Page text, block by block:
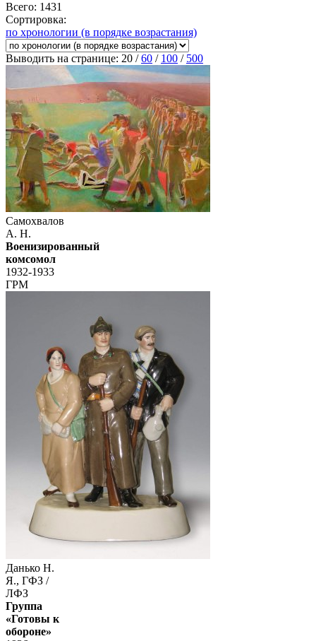
Всего: 1431
Сортировка:
по хронологии (в порядке возрастания)
Выводить на странице: 20 /60 / 100 / 500
Самохвалов
А. Н.
Военизированный
комсомол
1932-1933
ГРМ
Данько Н.
Я., ГФЗ /
ЛФЗ
Группа
«Готовы к
обороне»